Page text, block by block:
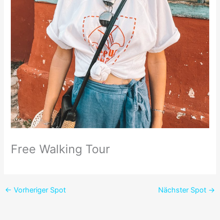
Free Walking Tour
← Vorheriger Spot Nächster Spot →